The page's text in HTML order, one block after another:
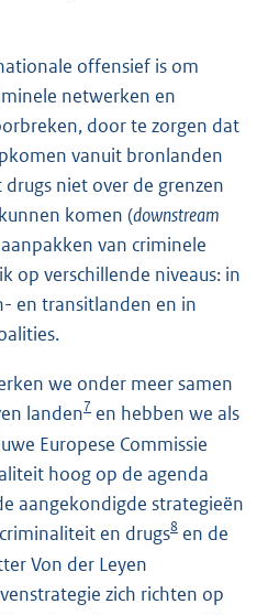
offensief is om
netwerken en
door te zorgen dat
vanuit bronlanden
drugs niet over de grenzen
komen (downstream
van criminele
op verschillende niveaus: in
en transitlanden en in
we onder meer samen
landen7 en hebben we als
Europese Commissie
hoog op de agenda
aangekondigde strategieën
en drugs8 en de
Von der Leyen
zich richten op